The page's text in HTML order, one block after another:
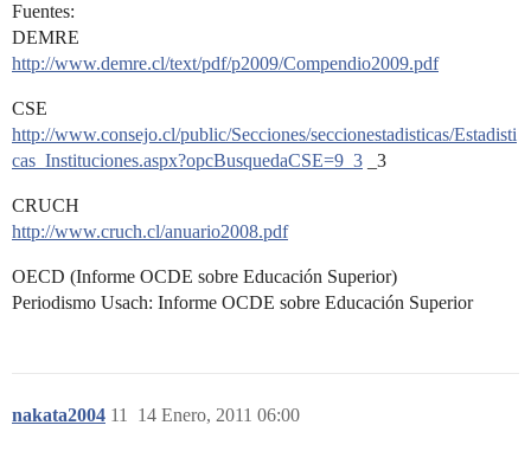
Fuentes:
DEMRE
http://www.demre.cl/text/pdf/p2009/Compendio2009.pdf
CSE
http://www.consejo.cl/public/Secciones/seccionestadisticas/Estadisti
cas_Instituciones.aspx?opcBusquedaCSE=9_3 _3
CRUCH
http://www.cruch.cl/anuario2008.pdf
OECD (Informe OCDE sobre Educación Superior)
Periodismo Usach: Informe OCDE sobre Educación Superior
nakata2004 14 Enero, 2011 06:00
11